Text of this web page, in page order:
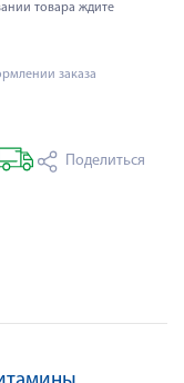
товара ждите
заказа
Поделиться